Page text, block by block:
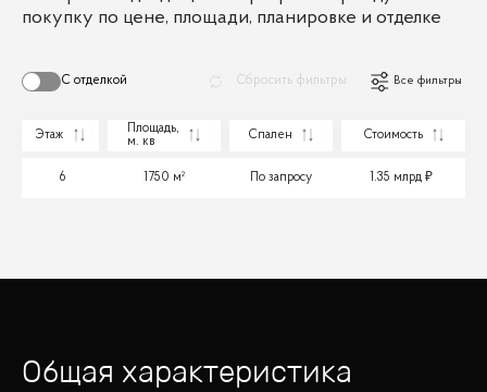
покупку по цене, площади, планировке и отделке
С отделкой Сбросить фильтры Все фильтры
Этаж
Площадь,
м. кв
Спален Стоимость
6 1750 м² По запросу 1.35 млрд
Общая характеристика